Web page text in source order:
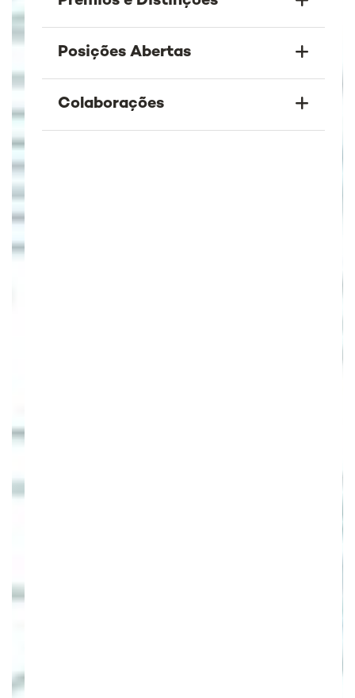
Posições Abertas
Colaborações